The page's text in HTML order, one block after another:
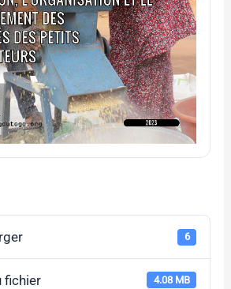
6
fichier 4.08 MB